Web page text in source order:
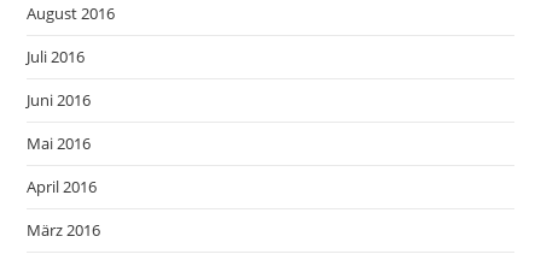
August 2016
Juli 2016
Juni 2016
Mai 2016
April 2016
März 2016